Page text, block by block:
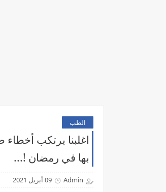
الطب
اغلبنا يرتكب
بها في رمضان !...
Admin 09 أبريل 2021